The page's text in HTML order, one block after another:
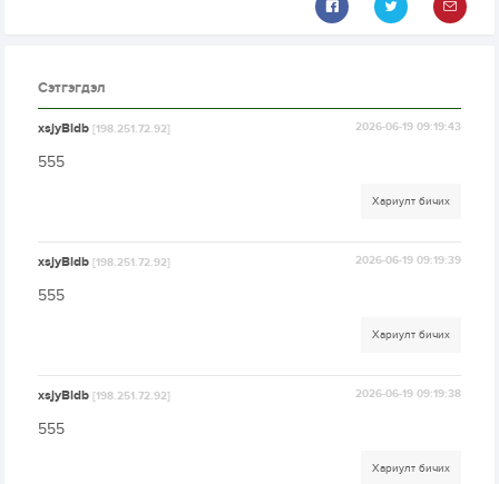
Сэтгэгдэл
xsjyBldb[198.251.72.92] 2026-06-19 09:19:43
555
Хариулт бичих
xsjyBldb[198.251.72.92] 2026-06-19 09:19:39
555
Хариулт бичих
xsjyBldb[198.251.72.92] 2026-06-19 09:19:38
555
Хариулт бичих